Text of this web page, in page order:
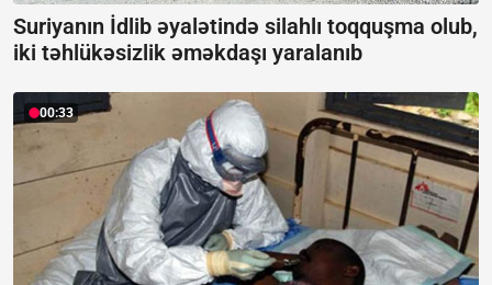
Suriyanın İdlib əyalətində silahlı toqquşma olub,
iki təhlükəsizlik əməkdaşı yaralanıb
00:33